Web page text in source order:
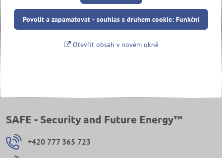
Povolit a zapamatovat - souhlas s druhem cookie: Funkční
Otevřít obsah v novém okně
SAFE - Security and Future Energy™
+420 777 365 723